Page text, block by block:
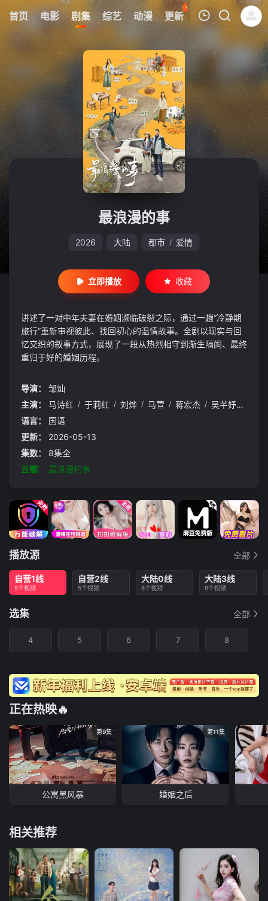
首页 电影 剧集 综艺 动漫 更新
42
热榜 APP
我的观影记录
暂无观看影片的记录
最浪漫的事
2026 大陆 都市 / 爱情
立即播放 收藏
讲述了一对中年夫妻在婚姻濒临破裂之际，通过一趟“冷静期
旅行”重新审视彼此、找回初心的温情故事。全剧以现实与回
忆交织的叙事方式，展现了一段从热烈相守到渐生隔阂、最终
重归于好的婚姻历程。
导演：
邹灿
主演：
马诗红 / 于莉红 / 刘烨 / 马萱 / 蒋宏杰 / 吴芊妤
语言：
国语
更新：
2026-05-13
集数：
8集全
豆瓣：
最浪漫的事
播放源 全部
自营1线
5个视频
自营2线
5个视频
大陆0线
8个视频
大陆3线
8个视频
选集 全部
4 5 6 7 8
正在热映🔥
第9集
公寓黑风暴
第11集
婚姻之后
相关推荐